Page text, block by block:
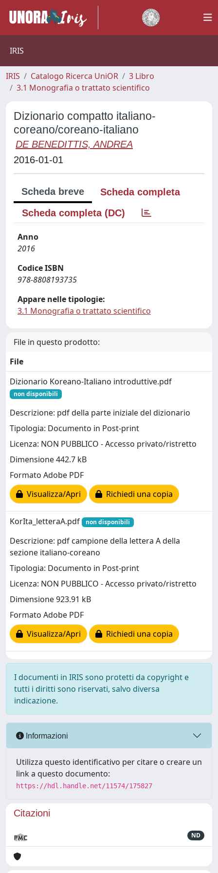
IRIS
IRIS Catalogo Ricerca UniOR
3 Libro
3.1 Monografia o trattato scientifico
Dizionario compatto italiano-
coreano/coreano-italiano
DE BENEDITTIS, ANDREA
2016-01-01
Scheda breve
Scheda completa
Scheda completa (DC)
Anno
2016
Codice ISBN
978-8808193735
Appare nelle tipologie:
3.1 Monografia o trattato scientifico
File in questo prodotto:
File
Dizionario Koreano-Italiano introduttive.pdf
non disponibili
Descrizione: pdf della parte iniziale del dizionario
Tipologia: Documento in Post-print
Licenza: NON PUBBLICO - Accesso privato/ristretto
Dimensione 442.7 kB
Formato Adobe PDF
Visualizza/Apri
Richiedi una copia
KorIta_letteraA.pdf non disponibili
Descrizione: pdf campione della lettera A della
sezione italiano-coreano
Tipologia: Documento in Post-print
Licenza: NON PUBBLICO - Accesso privato/ristretto
Dimensione 923.91 kB
Formato Adobe PDF
Visualizza/Apri
Richiedi una copia
I documenti in IRIS sono protetti da copyright e
tutti i diritti sono riservati, salvo diversa
indicazione.
Informazioni
Utilizza questo identificativo per citare o creare un
link a questo documento:
https://hdl.handle.net/11574/175827
Citazioni
ND